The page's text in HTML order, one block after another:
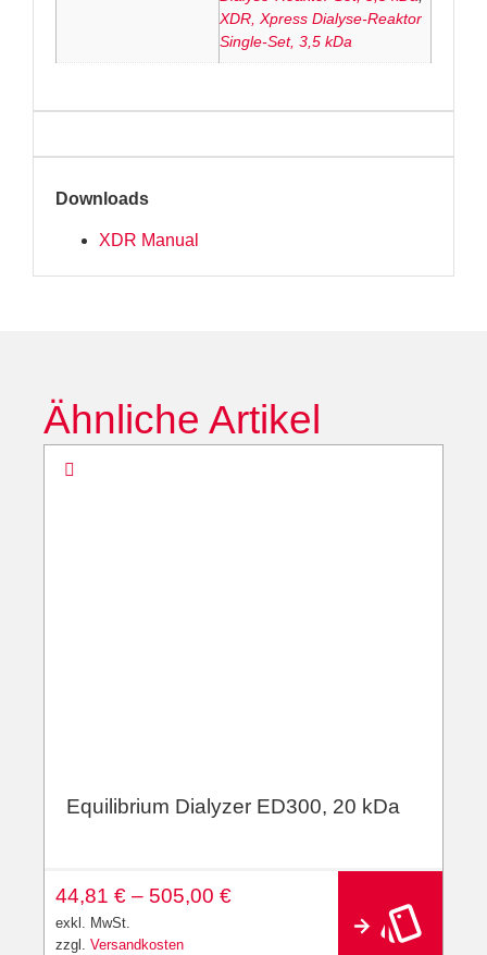
XDR, Xpress Dialyse-Reaktor
Single-Set, 3,5 kDa
Downloads
XDR Manual
Ähnliche Artikel
Equilibrium Dialyzer ED300, 20 kDa
44,81 € – 505,00 €
exkl. MwSt.
zzgl. Versandkosten